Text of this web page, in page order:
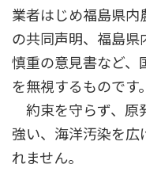
業者はじめ福島県
の共同声明、福島県
慎重の意見書など、
を無視するものです。
約束を守らず、原
強い、海洋汚染を広
れません。